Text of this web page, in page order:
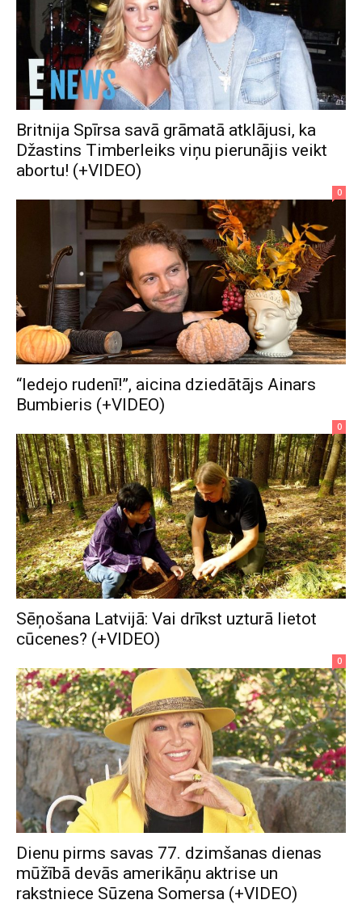
Britnija Spīrsa savā grāmatā atklājusi, ka
Džastins Timberleiks viņu pierunājis veikt
abortu! (+VIDEO)
0
“Iedejo rudenī!”, aicina dziedātājs Ainars
Bumbieris (+VIDEO)
0
Sēņošana Latvijā: Vai drīkst uzturā lietot
cūcenes? (+VIDEO)
0
Dienu pirms savas 77. dzimšanas dienas
mūžībā devās amerikāņu aktrise un
rakstniece Sūzena Somersa (+VIDEO)